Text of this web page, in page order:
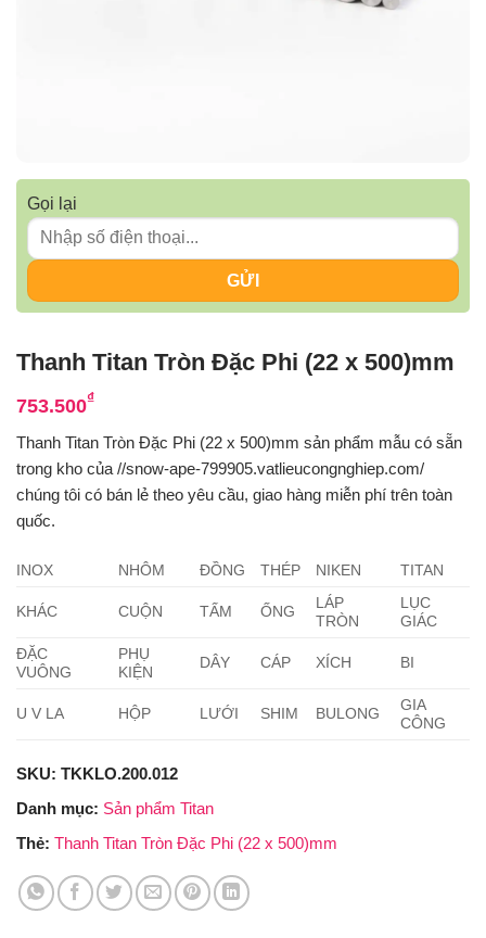
Gọi lại
Thanh Titan Tròn Đặc Phi (22 x 500)mm
753.500₫
Thanh Titan Tròn Đặc Phi (22 x 500)mm sản phẩm mẫu có sẵn
trong kho của //snow-ape-799905.vatlieucongnghiep.com/
chúng tôi có bán lẻ theo yêu cầu, giao hàng miễn phí trên toàn
quốc.
INOX NHÔM ĐỒNG THÉP NIKEN TITAN
KHÁC CUỘN TẤM ỐNG
LÁP
TRÒN
LỤC
GIÁC
ĐẶC
VUÔNG
PHỤ
KIỆN
DÂY CÁP XÍCH BI
U V LA HỘP LƯỚI SHIM BULONG
GIA
CÔNG
SKU: TKKLO.200.012
Danh mục: Sản phẩm Titan
Thẻ: Thanh Titan Tròn Đặc Phi (22 x 500)mm